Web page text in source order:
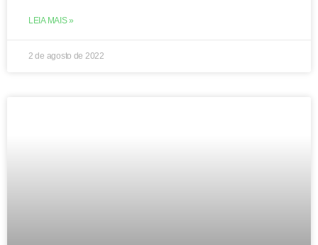
LEIA MAIS »
2 de agosto de 2022